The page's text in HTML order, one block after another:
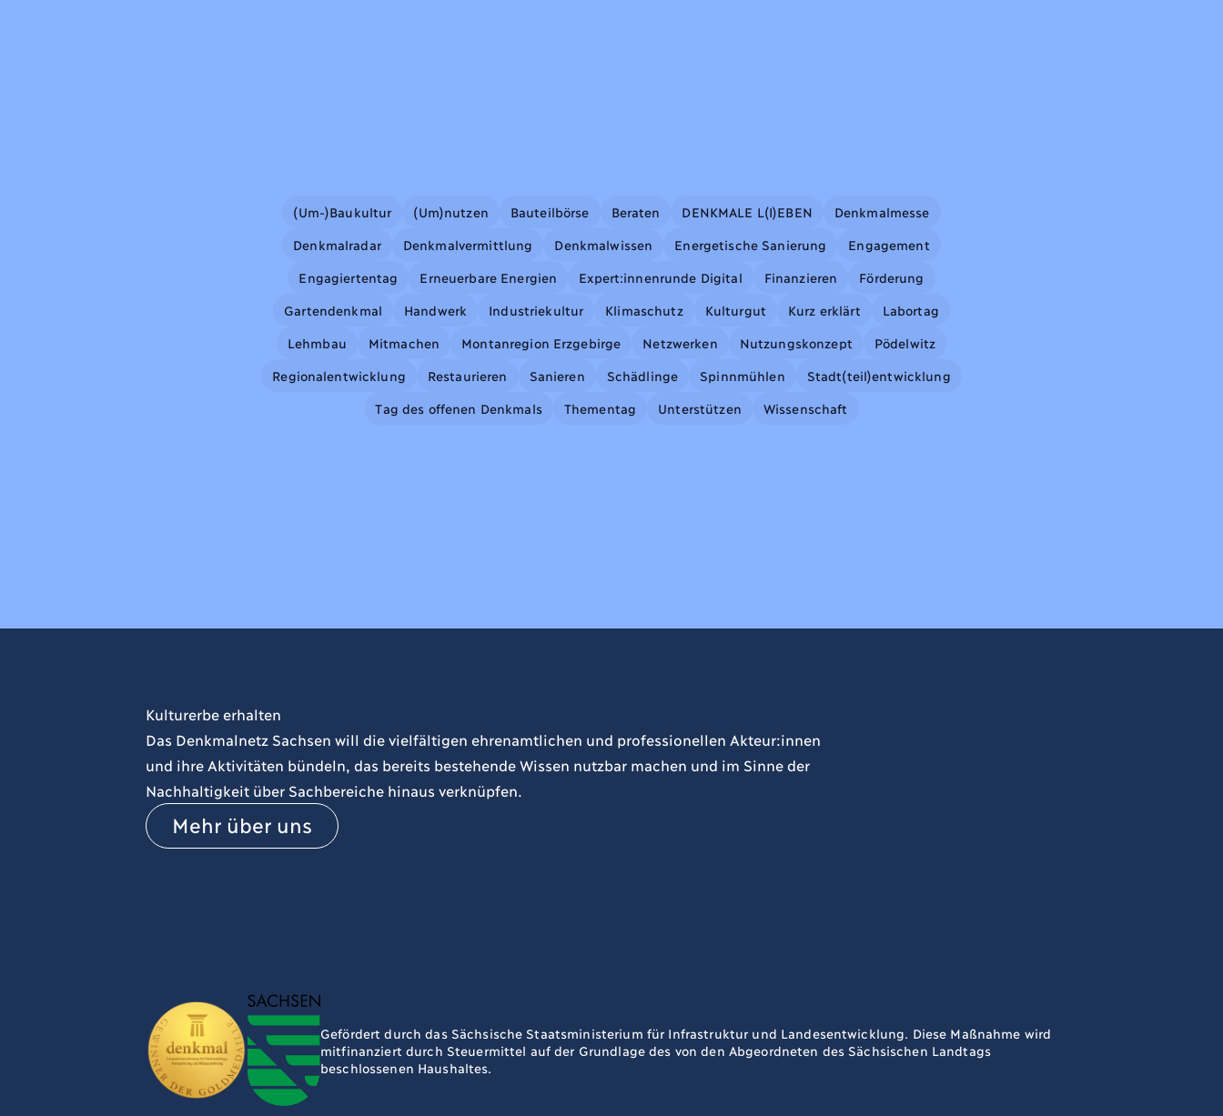
(Um-)Baukultur (Um)nutzen Bauteilbörse Beraten DENKMALE L(I)EBEN Denkmalmesse
Denkmalradar Denkmalvermittlung Denkmalwissen Energetische Sanierung Engagement
Engagiertentag Erneuerbare Energien Expert:innenrunde Digital Finanzieren Förderung
Gartendenkmal Handwerk Industriekultur Klimaschutz Kulturgut Kurz erklärt Labortag
Lehmbau Mitmachen Montanregion Erzgebirge Netzwerken Nutzungskonzept Pödelwitz
Regionalentwicklung Restaurieren Sanieren Schädlinge Spinnmühlen Stadt(teil)entwicklung
Tag des offenen Denkmals Thementag Unterstützen Wissenschaft
Kulturerbe erhalten
Das Denkmalnetz Sachsen will die vielfältigen ehrenamtlichen und professionellen Akteur:innen
und ihre Aktivitäten bündeln, das bereits bestehende Wissen nutzbar machen und im Sinne der
Nachhaltigkeit über Sachbereiche hinaus verknüpfen.
Mehr über uns
Gefördert durch das Sächsische Staatsministerium für Infrastruktur und Landesentwicklung. Diese Maßnahme wird
mitfinanziert durch Steuermittel auf der Grundlage des von den Abgeordneten des Sächsischen Landtags
beschlossenen Haushaltes.